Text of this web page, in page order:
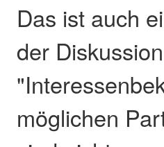
Das ist auch
der
möglichen